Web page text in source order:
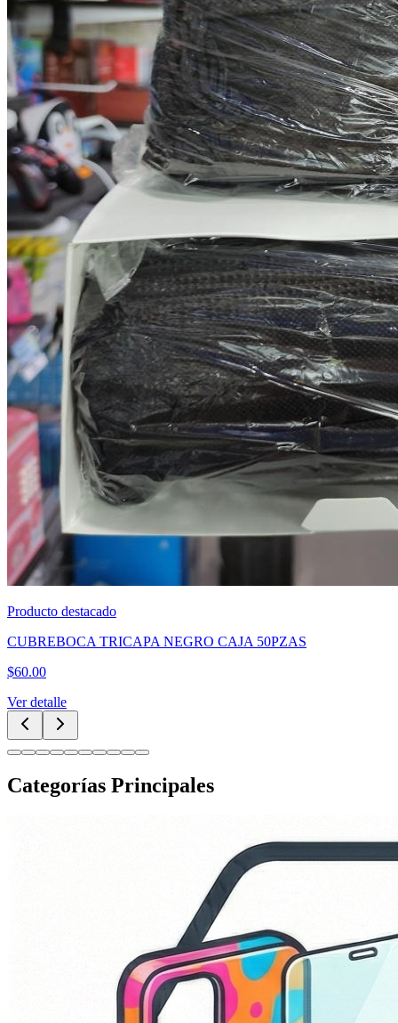
Producto destacado
CUBREBOCA TRICAPA NEGRO CAJA 50PZAS
$60.00
Ver detalle
Categorías Principales